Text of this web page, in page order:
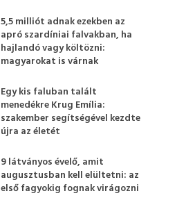
5,5 milliót adnak ezekben az
apró szardíniai falvakban, ha
hajlandó vagy költözni:
magyarokat is várnak
Egy kis faluban talált
menedékre Krug Emília:
szakember segítségével kezdte
újra az életét
9 látványos évelő, amit
augusztusban kell elültetni: az
első fagyokig fognak virágozni